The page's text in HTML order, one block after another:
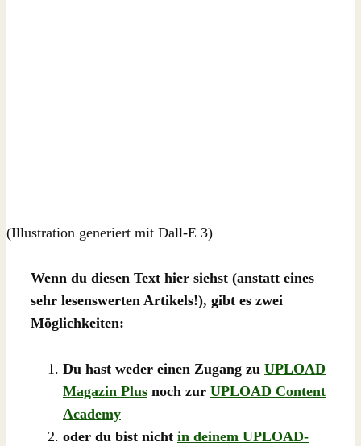
(Illustration generiert mit Dall-E 3)
Wenn du diesen Text hier siehst (anstatt eines
sehr lesenswerten Artikels!), gibt es zwei
Möglichkeiten:
Du hast weder einen Zugang zu UPLOAD
Magazin Plus noch zur UPLOAD Content
Academy
oder du bist nicht in deinem UPLOAD-